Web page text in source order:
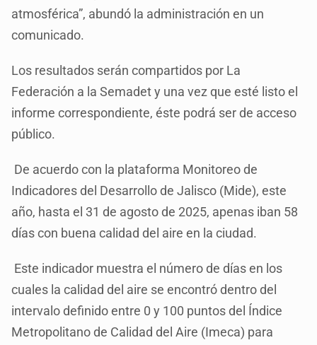
atmosférica”, abundó la administración en un
comunicado.
Los resultados serán compartidos por La
Federación a la Semadet y una vez que esté listo el
informe correspondiente, éste podrá ser de acceso
público.
De acuerdo con la plataforma Monitoreo de
Indicadores del Desarrollo de Jalisco (Mide), este
año, hasta el 31 de agosto de 2025, apenas iban 58
días con buena calidad del aire en la ciudad.
Este indicador muestra el número de días en los
cuales la calidad del aire se encontró dentro del
intervalo definido entre 0 y 100 puntos del Índice
Metropolitano de Calidad del Aire (Imeca) para